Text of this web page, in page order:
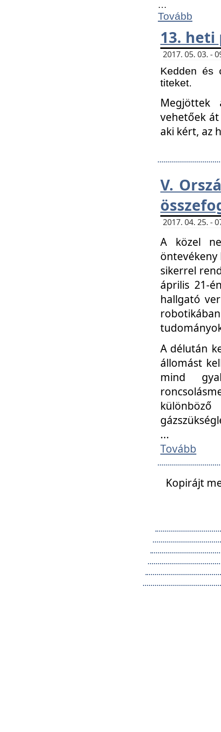
Tovább
13.
2017. 05. 03. -
Kedden és
titeket.
Megjöttek
vehetőek
aki kért, az
V.
2017. 04. 25. -
A közel
öntevékeny
sikerrel
április 21-
hallgató
A délután
állomást
mind
...
Tovább
Kopirájt